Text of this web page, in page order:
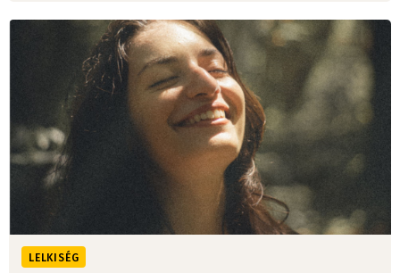
LELKISÉG